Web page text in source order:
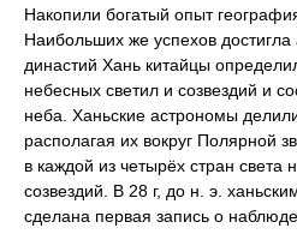
Накопили богатый опыт
Наибольших же успехов
династий Хань китайцы
небесных светил и созвездий и
неба. Ханьские астрономы
располагая их вокруг Полярной
в каждой из четырёх стран света
созвездий. В 28 г, до н. э.
сделана первая запись о